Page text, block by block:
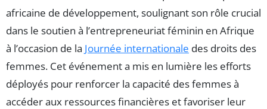
africaine de développement, soulignant son rôle crucial
dans le soutien à l’entrepreneuriat féminin en Afrique
à l’occasion de la Journée internationale des droits des
femmes. Cet événement a mis en lumière les efforts
déployés pour renforcer la capacité des femmes à
accéder aux ressources financières et favoriser leur